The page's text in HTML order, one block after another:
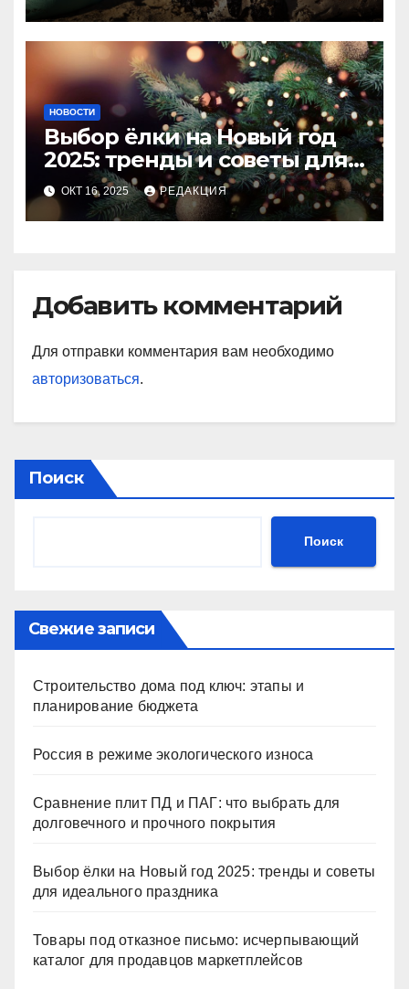
НОВОСТИ
Выбор ёлки на Новый год
2025: тренды и советы для
идеального праздника
ОКТ 16, 2025 РЕДАКЦИЯ
Добавить комментарий
Для отправки комментария вам необходимо
авторизоваться.
Поиск
Поиск
Свежие записи
Строительство дома под ключ: этапы и
планирование бюджета
Россия в режиме экологического износа
Сравнение плит ПД и ПАГ: что выбрать для
долговечного и прочного покрытия
Выбор ёлки на Новый год 2025: тренды и советы
для идеального праздника
Товары под отказное письмо: исчерпывающий
каталог для продавцов маркетплейсов